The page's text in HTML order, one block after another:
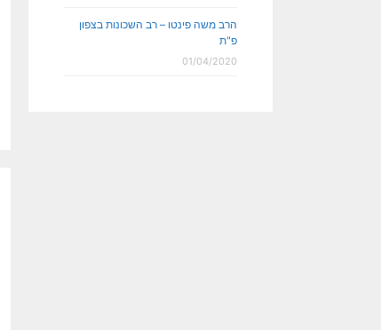
הרב משה פינטו – רב השכונות בצפון
פ"ת
01/04/2020